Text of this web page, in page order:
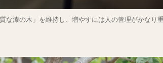
漆の木」を維持し、増やすには人の管理がかなり